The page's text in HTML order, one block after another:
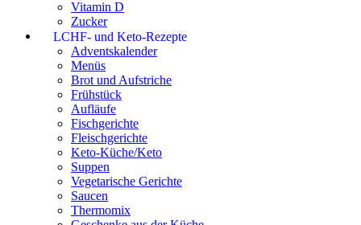
Vitamin D
Zucker
LCHF- und Keto-Rezepte
Adventskalender
Menüs
Brot und Aufstriche
Frühstück
Aufläufe
Fischgerichte
Fleischgerichte
Keto-Küche/Keto
Suppen
Vegetarische Gerichte
Saucen
Thermomix